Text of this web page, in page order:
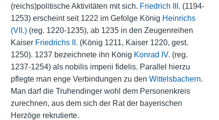
(reichs)politische Aktivitäten mit sich. Friedrich III. (1194-
1253) erscheint seit 1222 im Gefolge König Heinrichs
(VII.)(reg. 1220-1235), ab 1235 in den Zeugenreihen
Kaiser Friedrichs II. (König 1211, Kaiser 1220, gest.
1250). 1237 bezeichnete ihn König Konrad IV. (reg.
1237-1254) als nobilis imperii fidelis. Parallel hierzu
pflegte man enge Verbindungen zu den Wittelsbachern.
Man darf die Truhendinger wohl dem Personenkreis
zurechnen, aus dem sich der Rat der bayerischen
Herzöge rekrutierte.